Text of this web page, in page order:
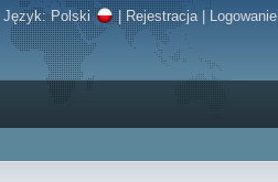
Język:Polski |Rejestracja| Logowanie